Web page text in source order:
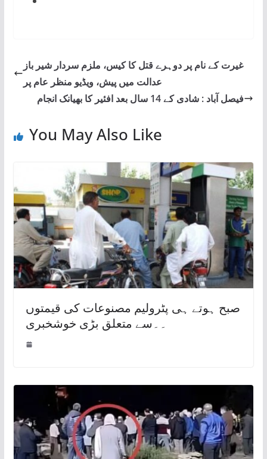
غیرت کے نام پر دوہرے قتل کا کیس، ملزم سردار شیر باز
عدالت میں پیش، ویڈیو منظر عام پر
فیصل آباد : شادی کے 14 سال بعد افئیر کا بھیانک انجام
You May Also Like
صبح ہوتے ہی پٹرولیم مصنوعات کی قیمتوں
۔۔سے متعلق بڑی خوشخبری